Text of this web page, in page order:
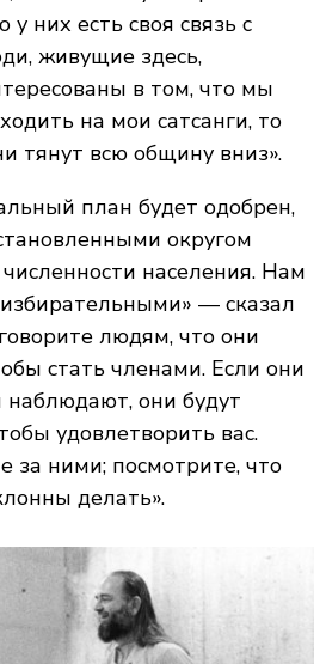
у них есть своя связь с
живущие здесь,
в том, что мы
на мои сатсанги, то
тянут всю общину вниз».
план будет одобрен,
округом
населения. Нам
— сказал
людям, что они
стать членами. Если они
они будут
удовлетворить вас.
за ними; посмотрите, что
делать».